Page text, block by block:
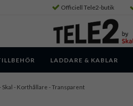
Officiell Tele2-butik
LADDARE & KABLAR
Skal - Korthållare - Transparent